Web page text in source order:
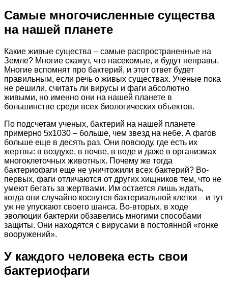
Самые многочисленные существа
на нашей планете
Какие живые существа – самые распространенные на
Земле? Многие скажут, что насекомые, и будут неправы.
Многие вспомнят про бактерий, и этот ответ будет
правильным, если речь о живых существах. Ученые пока
не решили, считать ли вирусы и фаги абсолютно
живыми, но именно они на нашей планете в
большинстве среди всех биологических объектов.
По подсчетам ученых, бактерий на нашей планете
примерно 5х1030 – больше, чем звезд на небе. А фагов
больше еще в десять раз. Они повсюду, где есть их
жертвы: в воздухе, в почве, в воде и даже в организмах
многоклеточных животных. Почему же тогда
бактериофаги еще не уничтожили всех бактерий? Во-
первых, фаги отличаются от других хищников тем, что не
умеют бегать за жертвами. Им остается лишь ждать,
когда они случайно коснутся бактериальной клетки – и тут
уж не упускают своего шанса. Во-вторых, в ходе
эволюции бактерии обзавелись многими способами
защиты. Они находятся с вирусами в постоянной «гонке
вооружений».
У каждого человека есть свои
бактериофаги